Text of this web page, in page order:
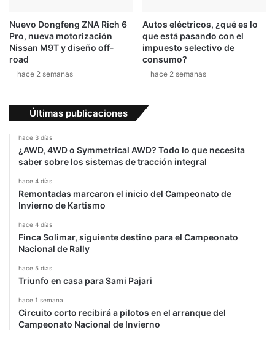
Nuevo Dongfeng ZNA Rich 6
Pro, nueva motorización
Nissan M9T y diseño off-
road
hace 2 semanas
Autos eléctricos, ¿qué es lo
que está pasando con el
impuesto selectivo de
consumo?
hace 2 semanas
Últimas publicaciones
hace 3 días
¿AWD, 4WD o Symmetrical AWD? Todo lo que necesita
saber sobre los sistemas de tracción integral
hace 4 días
Remontadas marcaron el inicio del Campeonato de
Invierno de Kartismo
hace 4 días
Finca Solimar, siguiente destino para el Campeonato
Nacional de Rally
hace 5 días
Triunfo en casa para Sami Pajari
hace 1 semana
Circuito corto recibirá a pilotos en el arranque del
Campeonato Nacional de Invierno